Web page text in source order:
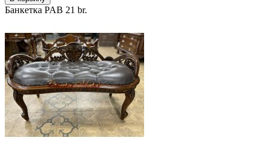
Банкетка PAB 21 br.